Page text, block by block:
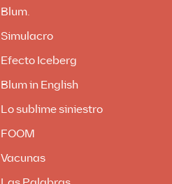
Blum.
Simulacro
Efecto Iceberg
Blum in English
Lo sublime siniestro
FOOM
Vacunas